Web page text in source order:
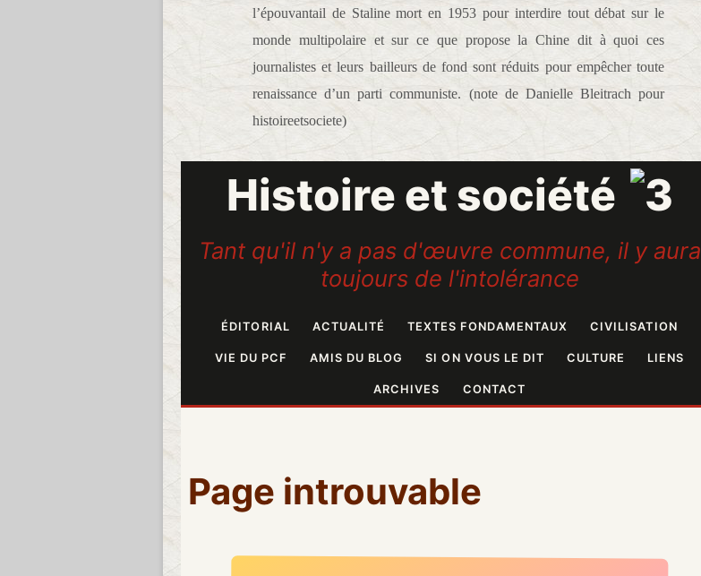
l’épouvantail de Staline mort en 1953 pour interdire tout débat sur le
monde multipolaire et sur ce que propose la Chine dit à quoi ces
journalistes et leurs bailleurs de fond sont réduits pour empêcher toute
renaissance d’un parti communiste. (note de Danielle Bleitrach pour
histoireetsociete)